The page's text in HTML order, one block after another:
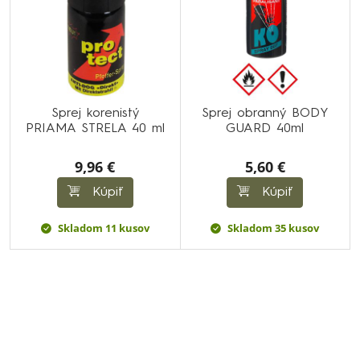
Sprej korenistý
PRIAMA STRELA 40 ml
9,96 €
Kúpiť
Skladom 11 kusov
Sprej obranný BODY
GUARD 40ml
5,60 €
Kúpiť
Skladom 35 kusov